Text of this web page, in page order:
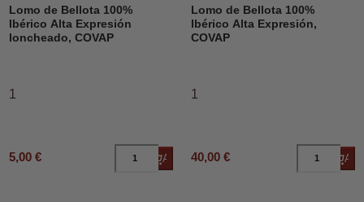
Lomo de Bellota 100%
Ibérico Alta Expresión
loncheado, COVAP
1
5,00 € Añadir al carrito
Lomo de Bellota 100%
Ibérico Alta Expresión,
COVAP
1
40,00 €